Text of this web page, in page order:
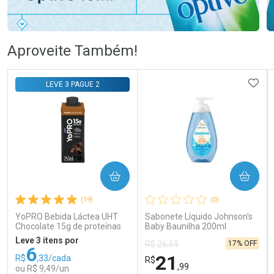
Comprar sem Desconto
Por R$ 58,79/cada
Comprar sem Desconto
Por R$ 58,79/cada
Comprar sem Desconto
Comprar sem Desconto
Aproveite Também!
(19)
YoPRO Bebida Láctea UHT
Chocolate 15g de proteínas
250ml
LEVE 3 PAGUE 2
Leve 3 itens por
R$6,33/cada
ou R$ 9,49/un
COMPRAR
(0)
Sabonete Líquido Johnson's
Baby Baunilha 200ml
R$ 26,59
R$21 ,99
17% OFF
COMPRAR